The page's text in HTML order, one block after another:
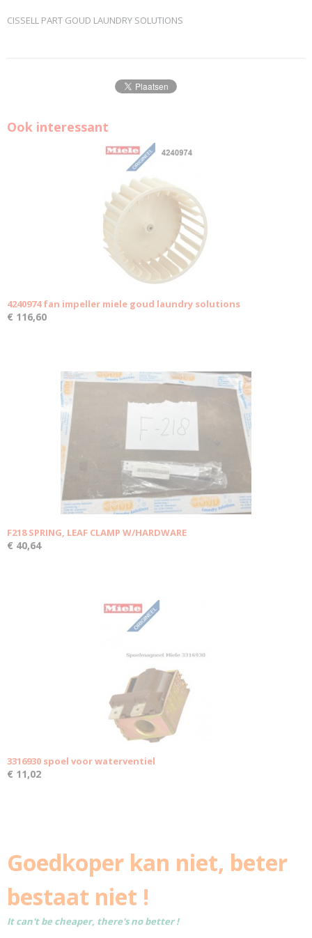
CISSELL PART GOUD LAUNDRY SOLUTIONS
Ook interessant
4240974 fan impeller miele goud laundry solutions
€ 116,60
F218 SPRING, LEAF CLAMP W/HARDWARE
€ 40,64
3316930 spoel voor waterventiel
€ 11,02
Goedkoper kan niet, beter
bestaat niet !
It can't be cheaper, there's no better !